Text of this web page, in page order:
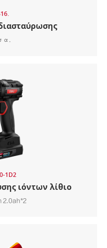
1D2
ιόντων λίθιο
2.0ah*2